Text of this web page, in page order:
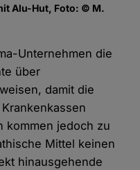
Alu-Hut, Foto: © M.
Unternehmen die
über
damit die
kommen jedoch zu
Mittel keinen
hinausgehende